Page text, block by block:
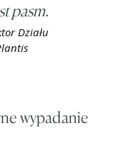
pasm.
Działu
wypadanie